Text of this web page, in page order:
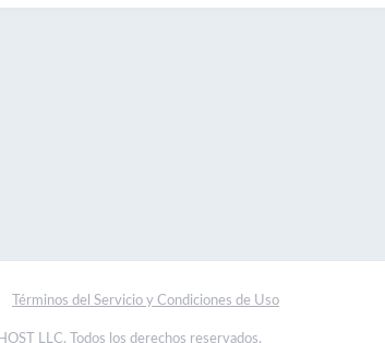
Términos del Servicio y Condiciones de Uso
LLC. Todos los derechos reservados.